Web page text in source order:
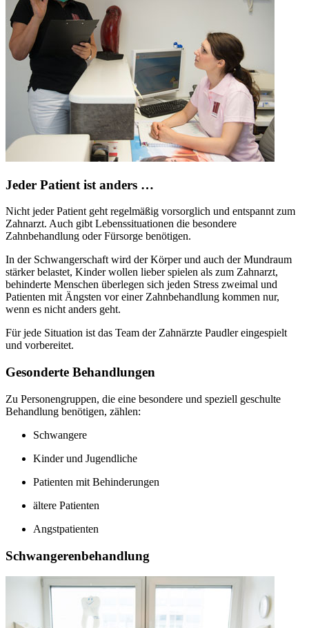
Jeder Patient ist anders …
Nicht jeder Patient geht regelmäßig vorsorglich und entspannt zum
Zahnarzt. Auch gibt Lebenssituationen die besondere
Zahnbehandlung oder Fürsorge benötigen.
In der Schwangerschaft wird der Körper und auch der Mundraum
stärker belastet, Kinder wollen lieber spielen als zum Zahnarzt,
behinderte Menschen überlegen sich jeden Stress zweimal und
Patienten mit Ängsten vor einer Zahnbehandlung kommen nur,
wenn es nicht anders geht.
Für jede Situation ist das Team der Zahnärzte Paudler eingespielt
und vorbereitet.
Gesonderte Behandlungen
Zu Personengruppen, die eine besondere und speziell geschulte
Behandlung benötigen, zählen:
Schwangere
Kinder und Jugendliche
Patienten mit Behinderungen
ältere Patienten
Angstpatienten
Schwangerenbehandlung